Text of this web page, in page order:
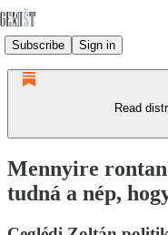
Subscribe Sign in
Read
Mennyire
tudná a nép,